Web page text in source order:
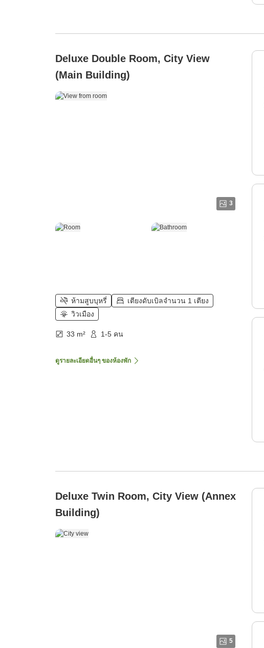
Deluxe Double Room, City View
(Main Building)
3
ห้ามสูบบุหรี่
เตียงดับเบิลจำนวน 1 เตียง
วิวเมือง
33 m² 1-5 คน
ดูรายละเอียดอื่นๆ ของห้องพัก
Deluxe Twin Room, City View (Annex
Building)
5